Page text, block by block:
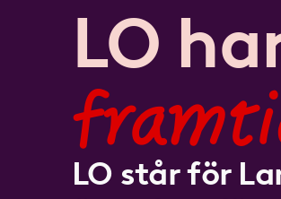
LO
LO står för